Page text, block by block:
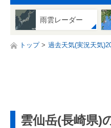
雨雲レーダー
トップ 過去天気(実況天気
雲仙岳(長崎県)